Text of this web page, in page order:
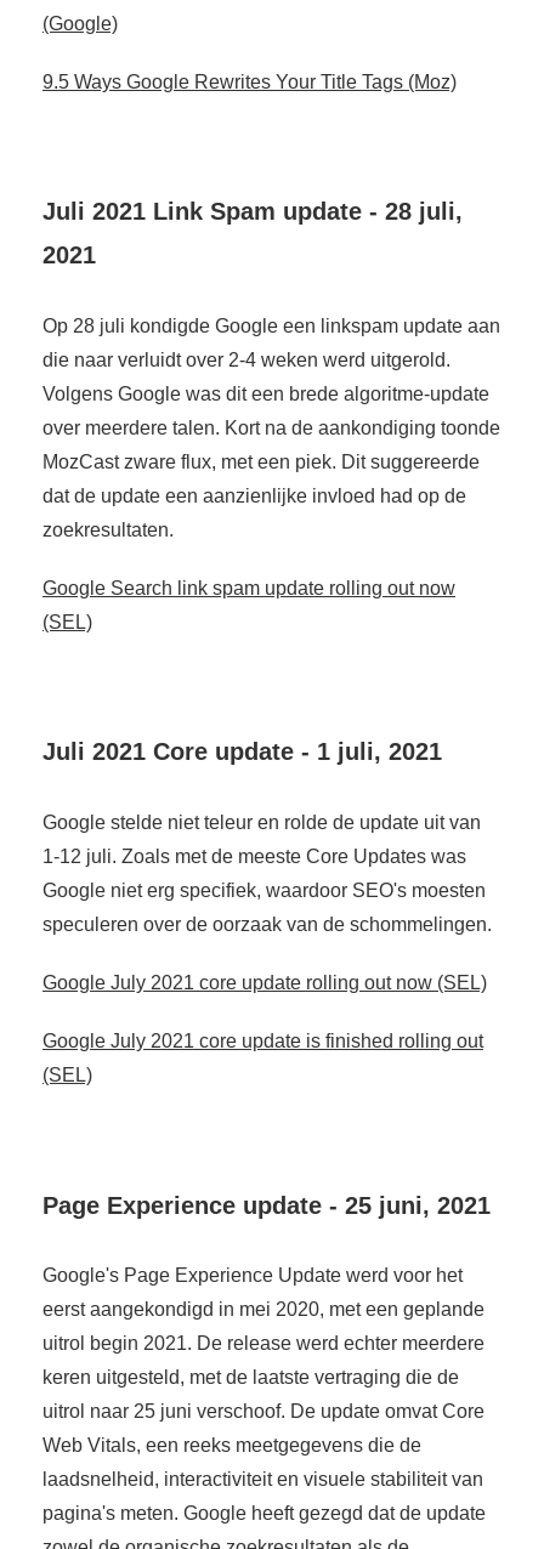
(Google)
9.5 Ways Google Rewrites Your Title Tags (Moz)
Juli 2021 Link Spam update - 28 juli,
2021
Op 28 juli kondigde Google een linkspam update aan
die naar verluidt over 2-4 weken werd uitgerold.
Volgens Google was dit een brede algoritme-update
over meerdere talen. Kort na de aankondiging toonde
MozCast zware flux, met een piek. Dit suggereerde
dat de update een aanzienlijke invloed had op de
zoekresultaten.
Google Search link spam update rolling out now
(SEL)
Juli 2021 Core update - 1 juli, 2021
Google stelde niet teleur en rolde de update uit van
1-12 juli. Zoals met de meeste Core Updates was
Google niet erg specifiek, waardoor SEO's moesten
speculeren over de oorzaak van de schommelingen.
Google July 2021 core update rolling out now (SEL)
Google July 2021 core update is finished rolling out
(SEL)
Page Experience update - 25 juni, 2021
Google's Page Experience Update werd voor het
eerst aangekondigd in mei 2020, met een geplande
uitrol begin 2021. De release werd echter meerdere
keren uitgesteld, met de laatste vertraging die de
uitrol naar 25 juni verschoof. De update omvat Core
Web Vitals, een reeks meetgegevens die de
laadsnelheid, interactiviteit en visuele stabiliteit van
pagina's meten. Google heeft gezegd dat de update